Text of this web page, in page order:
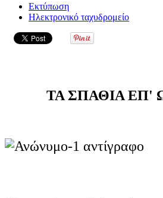
Εκτύπωση
Ηλεκτρονικό ταχυδρομείο
ΤΑ ΣΠΑΘΙΑ ΕΠ'